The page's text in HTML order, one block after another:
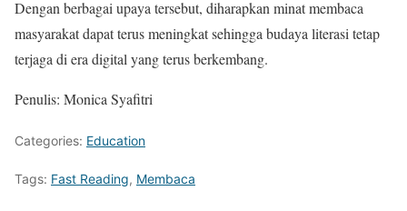
Dengan berbagai upaya tersebut, diharapkan minat membaca
masyarakat dapat terus meningkat sehingga budaya literasi tetap
terjaga di era digital yang terus berkembang.
Penulis: Monica Syafitri
Categories: Education
Tags: Fast Reading, Membaca